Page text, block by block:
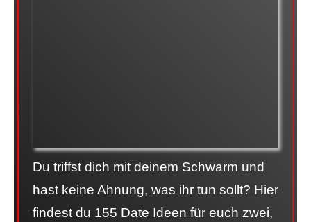
Du triffst dich mit deinem Schwarm und
hast keine Ahnung, was ihr tun sollt? Hier
findest du 155 Date Ideen für euch zwei,